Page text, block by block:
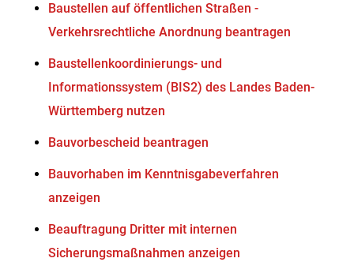
Baustellen auf öffentlichen Straßen -
Verkehrsrechtliche Anordnung beantragen
Baustellenkoordinierungs- und
Informationssystem (BIS2) des Landes Baden-
Württemberg nutzen
Bauvorbescheid beantragen
Bauvorhaben im Kenntnisgabeverfahren
anzeigen
Beauftragung Dritter mit internen
Sicherungsmaßnahmen anzeigen